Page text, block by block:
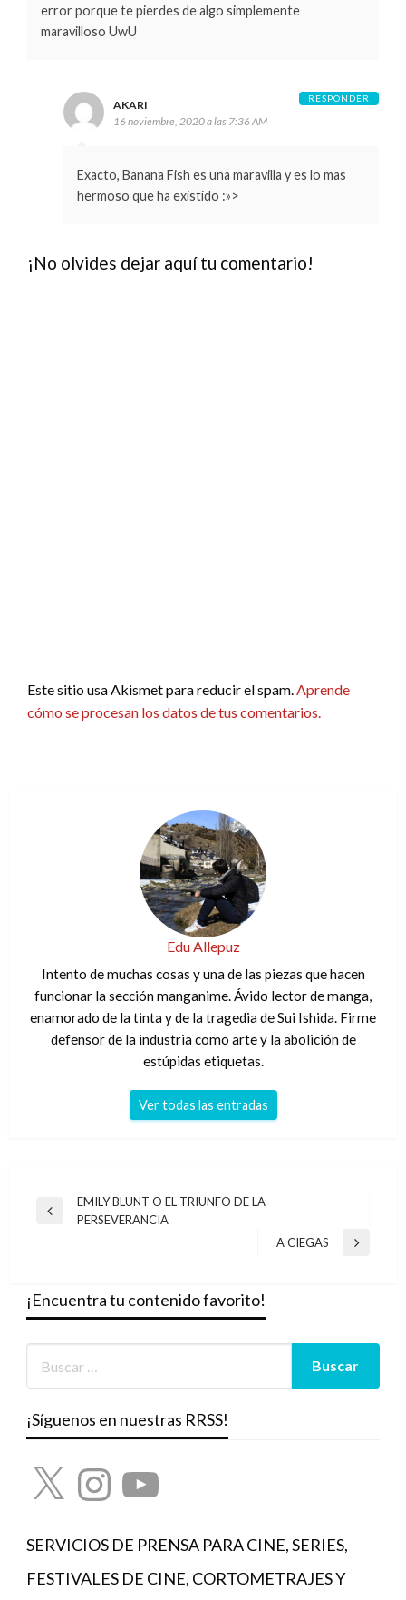
error porque te pierdes de algo simplemente
maravilloso UwU
AKARI
16 noviembre, 2020 a las 7:36 AM
Exacto, Banana Fish es una maravilla y es lo mas
hermoso que ha existido :»>
RESPONDER
¡No olvides dejar aquí tu comentario!
Este sitio usa Akismet para reducir el spam.Aprende
cómo se procesan los datos de tus comentarios.
Edu Allepuz
Intento de muchas cosas y una de las piezas que hacen
funcionar la sección manganime. Ávido lector de manga,
enamorado de la tinta y de la tragedia de Sui Ishida. Firme
defensor de la industria como arte y la abolición de
estúpidas etiquetas.
Ver todas las entradas
Navegación
Entrada
EMILY BLUNT O EL TRIUNFO DE LA
PERSEVERANCIA
Entrada
A CIEGAS
¡Encuentra tu contenido favorito!
¡Síguenos en nuestras RRSS!
X InstagramYouTube
SERVICIOS DE PRENSA PARA CINE, SERIES,
FESTIVALES DE CINE, CORTOMETRAJES Y